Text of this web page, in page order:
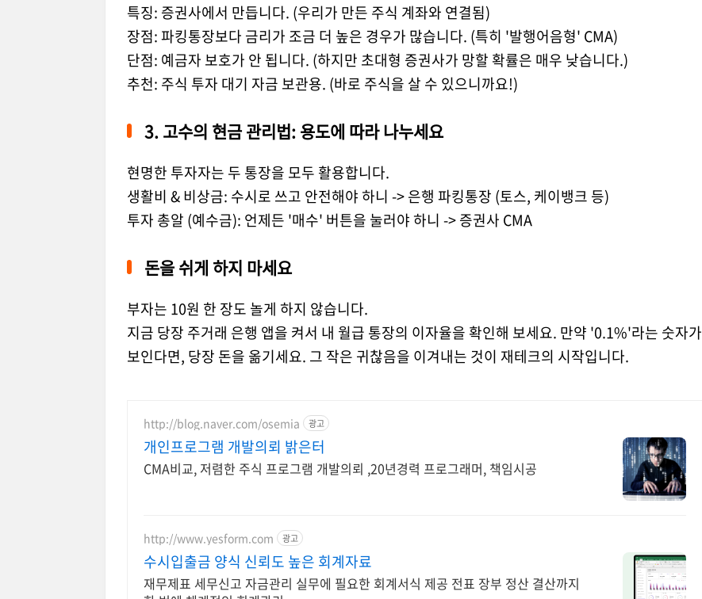
특징: 증권사에서 만듭니다. (우리가 만든 주식 계좌와 연결됨)
장점: 파킹통장보다 금리가 조금 더 높은 경우가 많습니다. (특히 '발행어음형' CMA)
단점: 예금자 보호가 안 됩니다. (하지만 초대형 증권사가 망할 확률은 매우 낮습니다.)
추천: 주식 투자 대기 자금 보관용. (바로 주식을 살 수 있으니까요!)
3. 고수의 현금 관리법: 용도에 따라 나누세요
현명한 투자자는 두 통장을 모두 활용합니다.
생활비 & 비상금: 수시로 쓰고 안전해야 하니 -> 은행 파킹통장 (토스, 케이뱅크 등)
투자 총알 (예수금): 언제든 '매수' 버튼을 눌러야 하니 -> 증권사 CMA
돈을 쉬게 하지 마세요
부자는 10원 한 장도 놀게 하지 않습니다.
지금 당장 주거래 은행 앱을 켜서 내 월급 통장의 이자율을 확인해 보세요. 만약 '0.1%'라는 숫자가
보인다면, 당장 돈을 옮기세요. 그 작은 귀찮음을 이겨내는 것이 재테크의 시작입니다.
http://blog.naver.com/osemia 광고
개인프로그램 개발의뢰 밝은터
CMA비교, 저렴한 주식 프로그램 개발의뢰 ,20년경력 프로그래머, 책임시공
http://www.yesform.com 광고
수시입출금 양식 신뢰도 높은 회계자료
재무제표 세무신고 자금관리 실무에 필요한 회계서식 제공 전표 장부 정산 결산까지